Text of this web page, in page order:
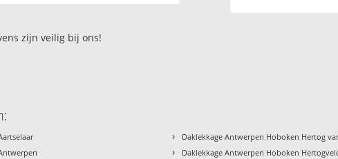
zijn veilig bij ons!
› Daklekkage Antwerpen Hoboken Hertog
› Daklekkage Antwerpen Hoboken